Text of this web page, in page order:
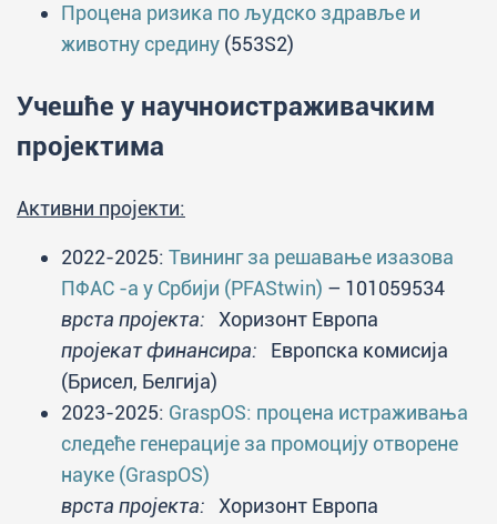
Процена ризика по људско здравље и
животну средину (553S2)
Учешће у научноистраживачким
пројектима
Активни пројекти:
2022-2025: Твининг за решавање изазова
ПФАС -а у Србији (PFAStwin) – 101059534
врста пројекта: Хоризонт Европа
пројекат финансира: Европска комисија
(Брисел, Белгија)
2023-2025: GraspOS: процена истраживања
следеће генерације за промоцију отворене
науке (GraspOS)
врста пројекта: Хоризонт Европа